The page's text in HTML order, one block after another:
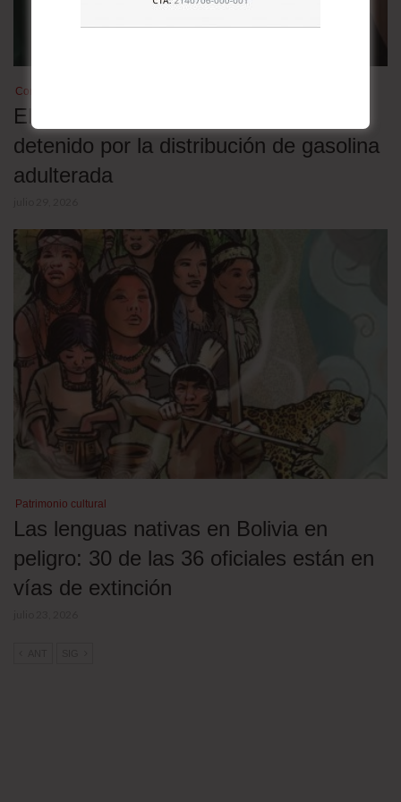
Combustibles
El exministro de Hidrocarburos es
detenido por la distribución de gasolina
adulterada
Patrimonio cultural
Las lenguas nativas en Bolivia en
peligro: 30 de las 36 oficiales están en
vías de extinción